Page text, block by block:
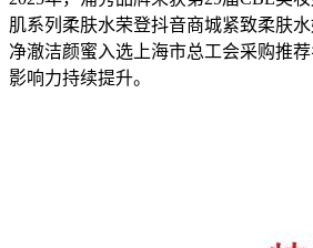
肌系列柔肤水荣登抖音商城紧致柔肤
净澈洁颜蜜入选上海市总工会采购推
影响力持续提升。